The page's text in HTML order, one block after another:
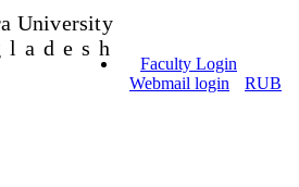
University
Faculty Login
Webmail login
RUB